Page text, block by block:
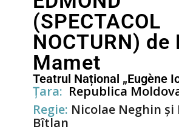
(SPECTACOL
NOCTURN) de
Mamet
Teatrul Național „Eugène
Țara: Republica
Regie: Nicolae Neghin și
Bîtlan